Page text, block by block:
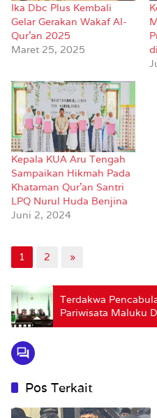
Ika Dbc Plus Kembali
Gelar Gerakan Wakaf Al-
Qur’an 2025
Maret 25, 2025
Kepala KUA Aru Tengah
Sampaikan Hikmah Pada
Khataman Qur’an Santri
LPQ Nurul Huda Benjina
Juni 2, 2024
1 2 »
Terdakwa
Pariwisata Maluku
Pos Terkait